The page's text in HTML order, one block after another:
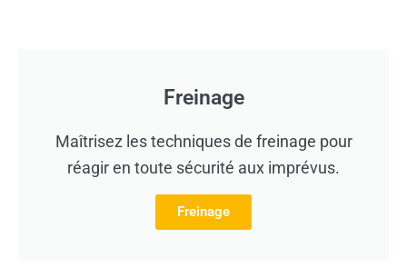
Freinage
Maîtrisez les techniques de freinage pour
réagir en toute sécurité aux imprévus.
Freinage